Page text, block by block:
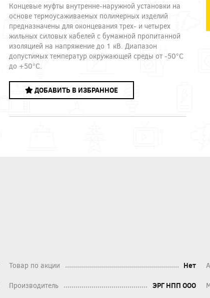
Концевые муфты внутренне-наружной установки на
основе термоусаживаемых полимерных изделий
предназначены для оконцевания трех- и четырех
жильных силовых кабелей с бумажной пропитанной
изоляцией на напряжение до 1 кВ. Диапазон
допустимых температур окружающей среды от -50°С
до +50°С.
ДОБАВИТЬ В ИЗБРАННОЕ
Товар по акции Нет
Производитель ЭРГ НПП ООО